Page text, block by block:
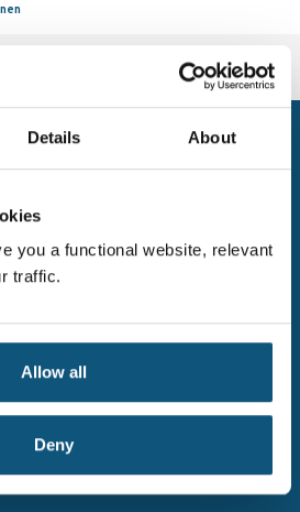
Details About
you a functional website, relevant
traffic.
Allow all
Deny
Newsletter
2 Minuten erklärt
varportal.at